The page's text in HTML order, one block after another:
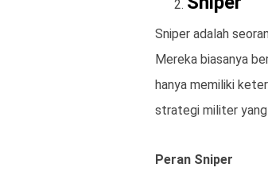
Sniper adalah
Mereka biasanya
hanya memiliki
strategi militer yang
Peran Sniper